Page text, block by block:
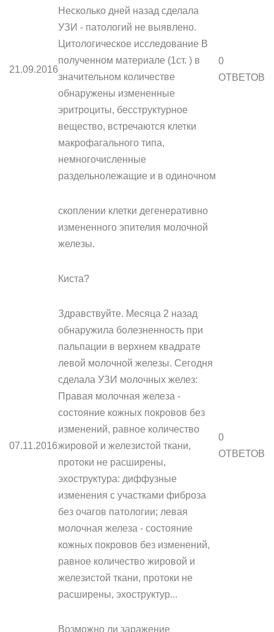
21.09.2016
Несколько дней назад сделала
УЗИ - патологий не выявлено.
Цитологическое исследование В
полученном материале (1ст. ) в
значительном количестве
обнаружены измененные
эритроциты, бесструктурное
вещество, встречаются клетки
макрофагального типа,
немногочисленные
раздельнолежащие и в одиночном
скоплении клетки дегенеративно
измененного эпителия молочной
железы.
0
ОТВЕТОВ
07.11.2016
Киста?
Здравствуйте. Месяца 2 назад
обнаружила болезненность при
пальпации в верхнем квадрате
левой молочной железы. Сегодня
сделала УЗИ молочных желез:
Правая молочная железа -
состояние кожных покровов без
изменений, равное количество
жировой и железистой ткани,
протоки не расширены,
эхоструктура: диффузные
изменения с участками фиброза
без очагов патологии; левая
молочная железа - состояние
кожных покровов без изменений,
равное количество жировой и
железистой ткани, протоки не
расширены, эхоструктур...
0
ОТВЕТОВ
Возможно ли заражение